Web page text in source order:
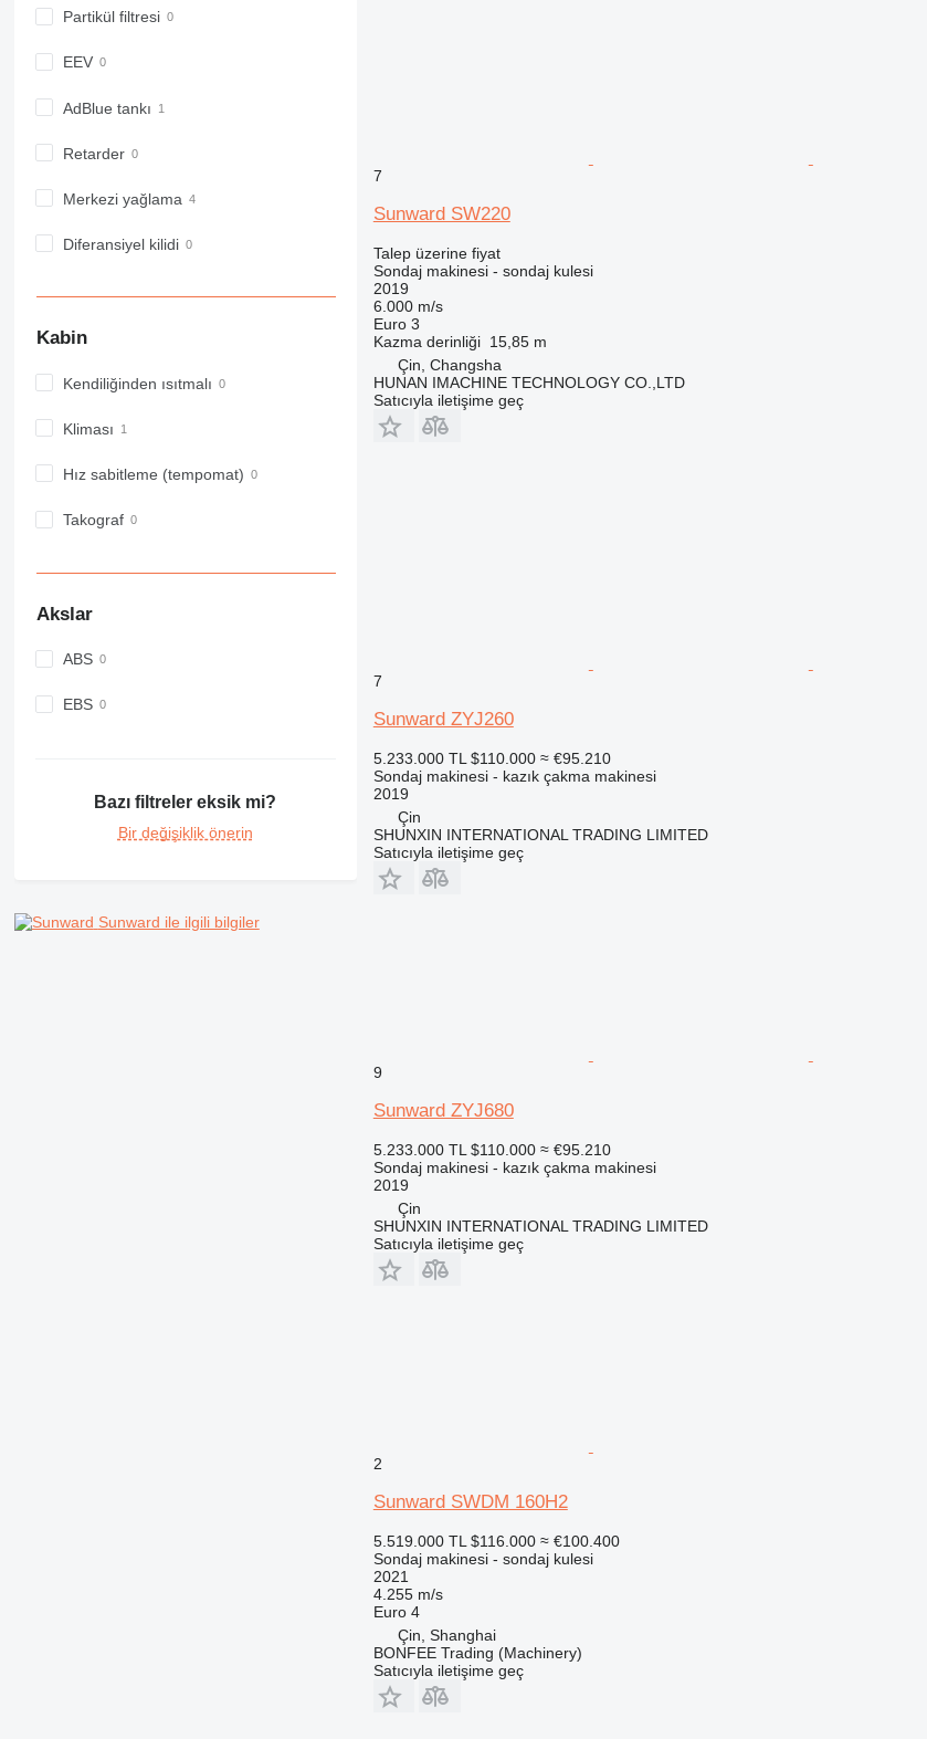
Partikül filtresi
EEV
AdBlue tankı
Retarder
Merkezi yağlama
Diferansiyel kilidi
Kabin
Kendiliğinden ısıtmalı
Kliması
Hız sabitleme (tempomat)
Takograf
Akslar
ABS
EBS
Bazı filtreler eksik mi?
Bir değişiklik önerin
Sunward ile ilgili bilgiler
7
Sunward SW220
Talep üzerine fiyat
Sondaj makinesi - sondaj kulesi
2019
6.000 m/s
Euro 3
Kazma derinliği 15,85 m
Çin, Changsha
HUNAN IMACHINE TECHNOLOGY CO.,LTD
Satıcıyla iletişime geç
7
Sunward ZYJ260
5.233.000 TL $110.000 ≈ €95.210
Sondaj makinesi - kazık çakma makinesi
2019
Çin
SHUNXIN INTERNATIONAL TRADING LIMITED
Satıcıyla iletişime geç
9
Sunward ZYJ680
5.233.000 TL $110.000 ≈ €95.210
Sondaj makinesi - kazık çakma makinesi
2019
Çin
SHUNXIN INTERNATIONAL TRADING LIMITED
Satıcıyla iletişime geç
2
Sunward SWDM 160H2
5.519.000 TL $116.000 ≈ €100.400
Sondaj makinesi - sondaj kulesi
2021
4.255 m/s
Euro 4
Çin, Shanghai
BONFEE Trading (Machinery)
Satıcıyla iletişime geç